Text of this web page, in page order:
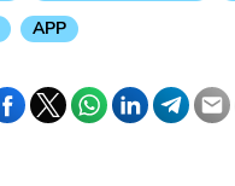
APP